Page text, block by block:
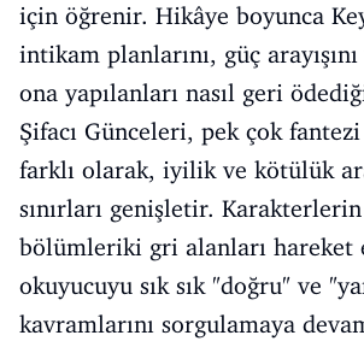
için öğrenir. Hikâye boyunca
intikam planlarını, güç
ona yapılanları nasıl geri
Şifacı Günceleri, pek çok
farklı olarak, iyilik ve kötülük
sınırları genişletir.
bölümleriki gri alanları hareket
okuyucuyu sık sık "doğru" ve
kavramlarını sorgulamaya